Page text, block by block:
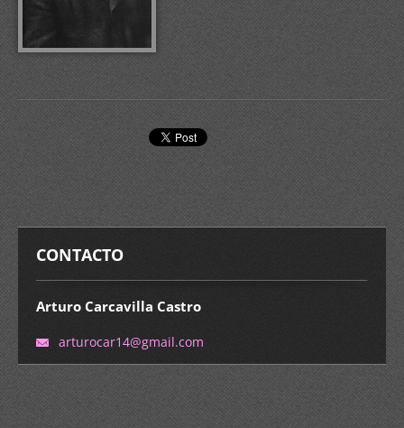
CONTACTO
Arturo Carcavilla Castro
arturocar14@gmail.com